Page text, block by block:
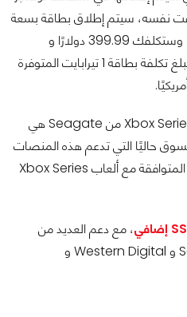
وفي الوقت نفسه، سيتم إطلاق بطاقة بسعة
2 تيرابايت في أوائل شهر ديسمبر، وستكلفك 399.99 دولارًا و
بالمقارنة مع البطاقات القديمة، تبلغ تكلفة بطاقة 1 تيرابايت المتوفرة
بطاقات التخزين لمنصات Xbox Series X / S من Seagate هي
حاليًا التي تدعم هذه المنصات
، مما يعني أنها البطاقات الوحيدة المتوافقة مع ألعاب Xbox Series
، مع دعم العديد من
الشركات المصنعة مثل Seagate و Western Digital و